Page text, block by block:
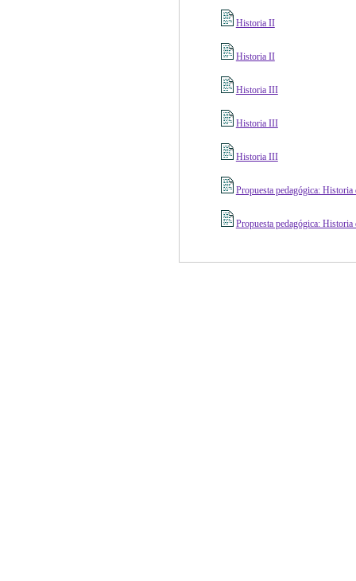
Historia II
Historia II
Historia III
Historia III
Historia III
Propuesta pedagógica:
Propuesta pedagógica: